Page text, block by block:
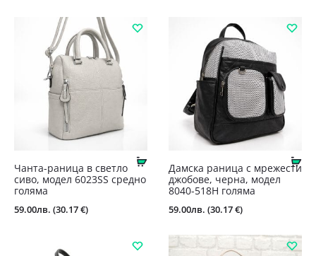
Купи
Чанта-раница в светло
сиво, модел 6023SS средно
голяма
59.00лв. (30.17 €)
Дамска раница с мрежести
джобове, черна, модел
8040-518H голяма
59.00лв. (30.17 €)